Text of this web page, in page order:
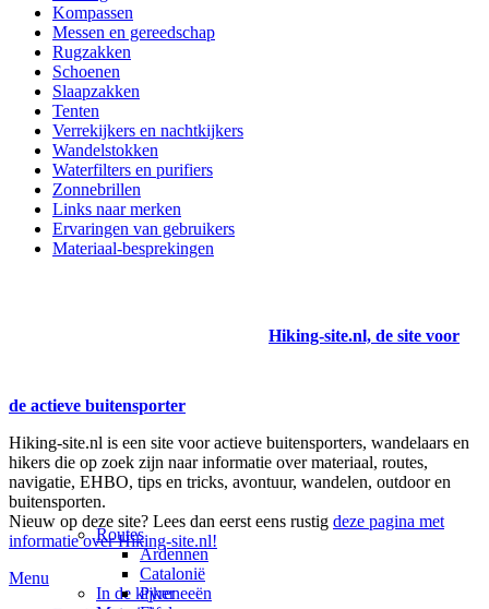
Kompassen
Messen en gereedschap
Rugzakken
Schoenen
Slaapzakken
Tenten
Verrekijkers en nachtkijkers
Wandelstokken
Waterfilters en purifiers
Zonnebrillen
Links naar merken
Ervaringen van gebruikers
Materiaal-besprekingen
Hiking-site.nl, de site voor
de actieve buitensporter
Hiking-site.nl is een site voor actieve buitensporters, wandelaars en
hikers die op zoek zijn naar informatie over materiaal, routes,
navigatie, EHBO, tips en tricks, avontuur, wandelen, outdoor en
buitensporten.
Nieuw op deze site? Lees dan eerst eens rustig deze pagina met
informatie over Hiking-site.nl!
Menu
In de kijker
Routes
Ardennen
Catalonië
Pyreneeën